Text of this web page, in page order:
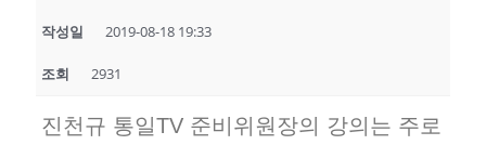
작성일 2019-08-18 19:33
조회 2931
진천규 통일TV 준비위원장의 강의는 주로